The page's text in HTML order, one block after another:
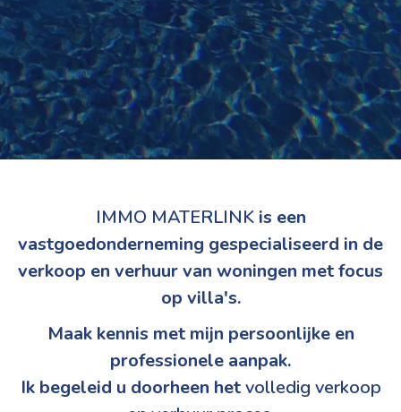
IMMO MATERLINKis een
vastgoedonderneming gespecialiseerd in de
verkoop en verhuur van woningen met focus
op villa's.
Maak kennis met mijn persoonlijke en
professionele aanpak.
Ik begeleid u doorheen hetvolledig verkoop